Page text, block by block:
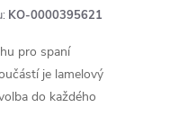
KO-0000395621
pro spaní
je lamelový
do každého